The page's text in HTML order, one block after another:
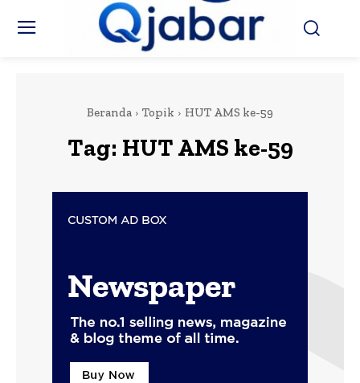
Beranda Topik HUT AMS ke-59
Tag: HUT AMS ke-59